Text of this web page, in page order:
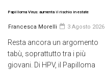
Papilloma Virus: aumenta il rischio in estate
Francesca Morelli 3 Agosto 2026
Resta ancora un argomento
tabù, soprattutto tra i più
giovani. Di HPV, il Papilloma